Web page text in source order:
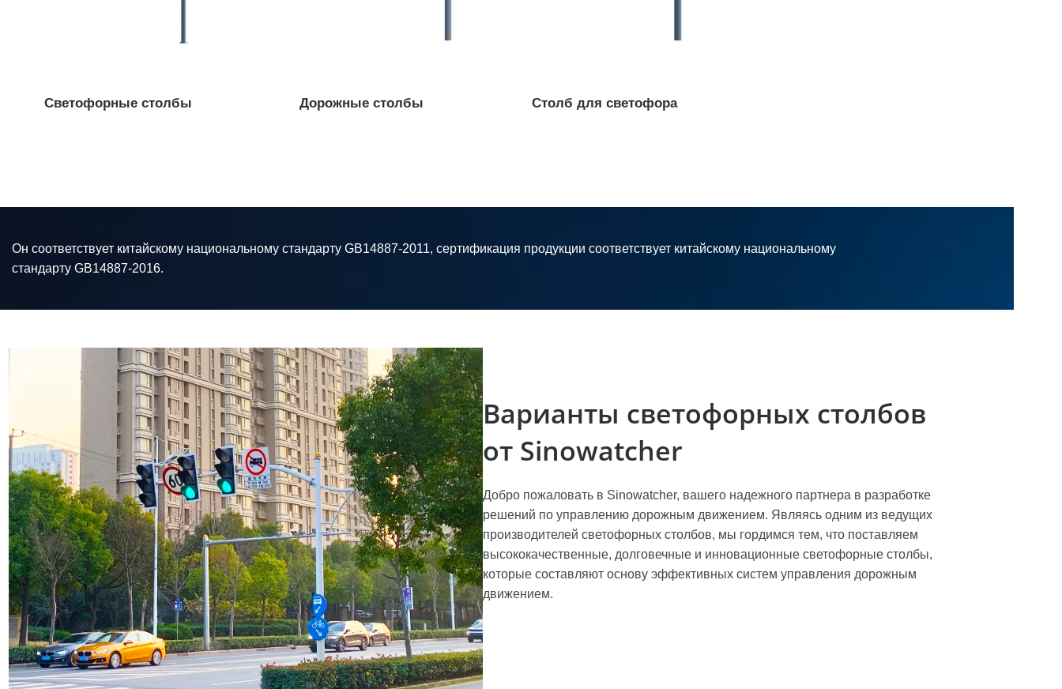
Портативный светофор Светофорные столбы
Светофорные столбы Дорожные столбы Столб для светофора
Он соответствует китайскому национальному стандарту GB14887-2011, сертификация продукции соответствует китайскому национальному
стандарту GB14887-2016.
Варианты светофорных столбов
от Sinowatcher
Добро пожаловать в Sinowatcher, вашего надежного партнера в разработке
решений по управлению дорожным движением. Являясь одним из ведущих
производителей светофорных столбов, мы гордимся тем, что поставляем
высококачественные, долговечные и инновационные светофорные столбы,
которые составляют основу эффективных систем управления дорожным
движением.